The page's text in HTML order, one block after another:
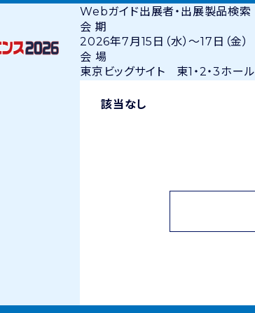
Webガイド出展者・出展製品検索
会 期
2026年7月15日（水）〜17日（金）
会 場
東京ビッグサイト 東1・2・3ホール
該当なし